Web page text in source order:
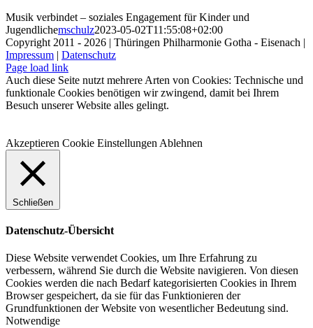
Musik verbindet – soziales Engagement für Kinder und
Jugendlichemschulz2023-05-02T11:55:08+02:00
Copyright 2011 - 2026 | Thüringen Philharmonie Gotha - Eisenach |
Impressum | Datenschutz
Facebook
Instagram
WhatsApp
YouTube
E-
Mail
Telefon
Page load link
Auch diese Seite nutzt mehrere Arten von Cookies: Technische und
funktionale Cookies benötigen wir zwingend, damit bei Ihrem
Besuch unserer Website alles gelingt.
Akzeptieren Cookie Einstellungen Ablehnen
Schließen
Datenschutz-Übersicht
Diese Website verwendet Cookies, um Ihre Erfahrung zu
verbessern, während Sie durch die Website navigieren. Von diesen
Cookies werden die nach Bedarf kategorisierten Cookies in Ihrem
Browser gespeichert, da sie für das Funktionieren der
Grundfunktionen der Website von wesentlicher Bedeutung sind.
Notwendige